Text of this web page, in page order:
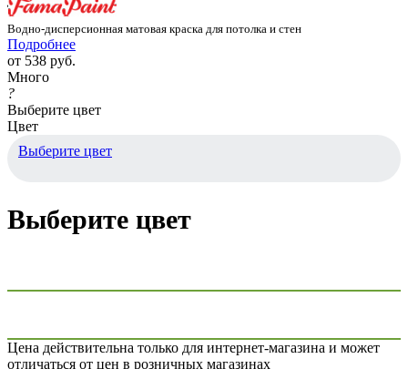
Водно-дисперсионная матовая краска для потолка и стен
Подробнее
от 538 руб.
Много
?
Выберите цвет
Цвет
Выберите цвет
Выберите цвет
Цена действительна только для интернет-магазина и может
отличаться от цен в розничных магазинах